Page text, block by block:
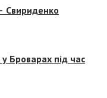
Свириденко
Броварах під час